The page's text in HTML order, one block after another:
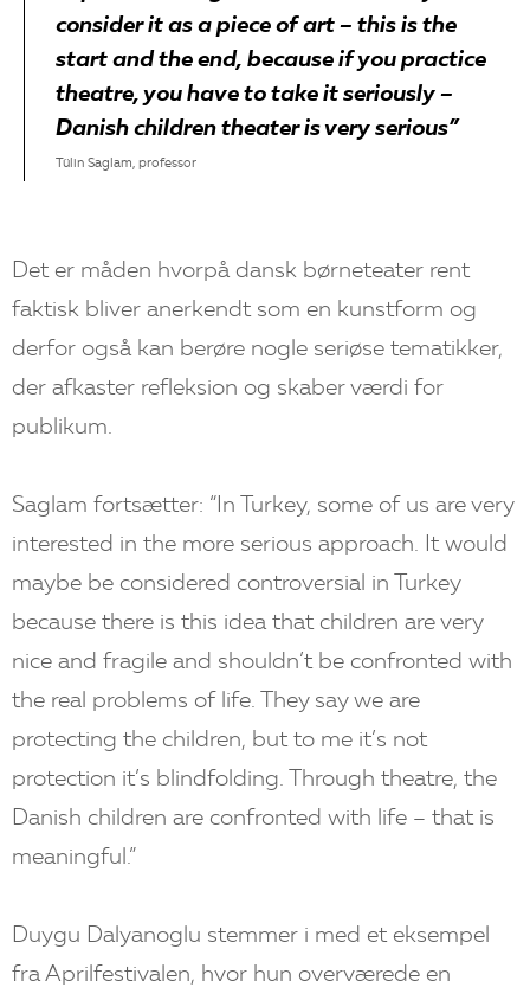
consider it as a piece of art – this is the
start and the end, because if you practice
theatre, you have to take it seriously –
Danish children theater is very serious”
Tülin Saglam, professor
Det er måden hvorpå dansk børneteater rent
faktisk bliver anerkendt som en kunstform og
derfor også kan berøre nogle seriøse tematikker,
der afkaster refleksion og skaber værdi for
publikum.
Saglam fortsætter: “In Turkey, some of us are very
interested in the more serious approach. It would
maybe be considered controversial in Turkey
because there is this idea that children are very
nice and fragile and shouldn’t be confronted with
the real problems of life. They say we are
protecting the children, but to me it’s not
protection it’s blindfolding. Through theatre, the
Danish children are confronted with life – that is
meaningful.”
Duygu Dalyanoglu stemmer i med et eksempel
fra Aprilfestivalen, hvor hun overværede en